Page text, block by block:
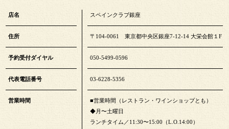
店名 スペインクラブ銀座
住所 〒104-0061 東京都中央区銀座7-12-14 大栄会館１F
予約受付ダイヤル 050-5499-0596
代表電話番号 03-6228-5356
営業時間
■営業時間（レストラン・ワインショップとも）
◆月〜土曜日
ランチタイム／11:30〜15:00（L.O.14:00）